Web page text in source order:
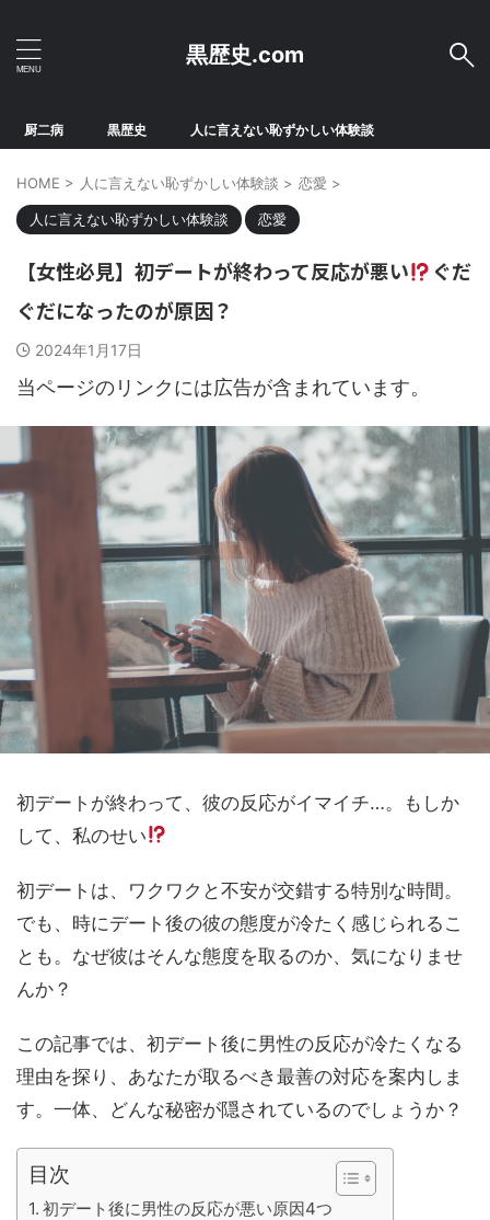
黒歴史.com
厨二病 黒歴史 人に言えない恥ずかしい体験談
HOME > 人に言えない恥ずかしい体験談 > 恋愛 >
人に言えない恥ずかしい体験談 恋愛
【女性必見】初デートが終わって反応が悪い
ぐだ
ぐだになったのが原因？
2024年1月17日
当ページのリンクには広告が含まれています。
初デートが終わって、彼の反応がイマイチ…。もしか
して、私のせい
初デートは、ワクワクと不安が交錯する特別な時間。
でも、時にデート後の彼の態度が冷たく感じられるこ
とも。なぜ彼はそんな態度を取るのか、気になりませ
んか？
この記事では、初デート後に男性の反応が冷たくなる
理由を探り、あなたが取るべき最善の対応を案内しま
す。一体、どんな秘密が隠されているのでしょうか？
目次
初デート後に男性の反応が悪い原因4つ